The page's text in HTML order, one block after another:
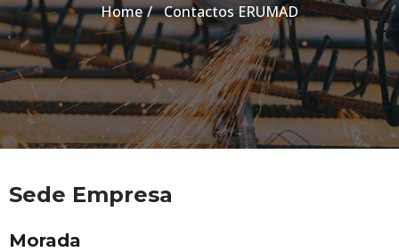
Home Contactos ERUMAD
Sede Empresa
Morada